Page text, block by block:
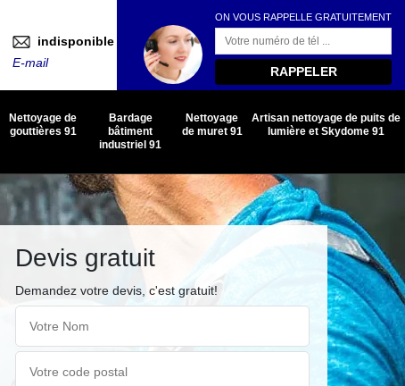
indisponible
E-mail
ON VOUS RAPPELLE GRATUITEMENT
Nettoyage de
gouttières 91
Bardage
bâtiment
industriel 91
Nettoyage
de muret 91
Artisan nettoyage de puits de
lumière et Skydome 91
Devis gratuit
Demandez votre devis, c'est gratuit!